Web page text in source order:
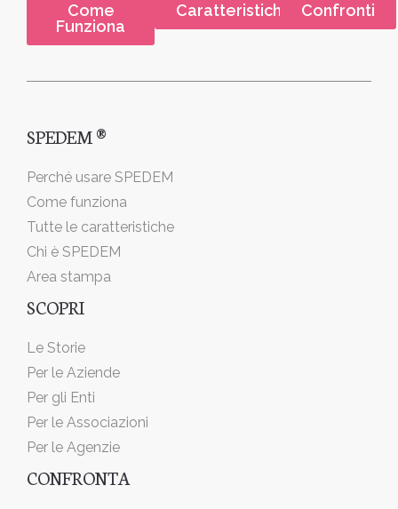
Come
Funziona
Caratteristiche Confronti
SPEDEM ®
Perché usare SPEDEM
Come funziona
Tutte le caratteristiche
Chi è SPEDEM
Area stampa
SCOPRI
Le Storie
Per le Aziende
Per gli Enti
Per le Associazioni
Per le Agenzie
CONFRONTA